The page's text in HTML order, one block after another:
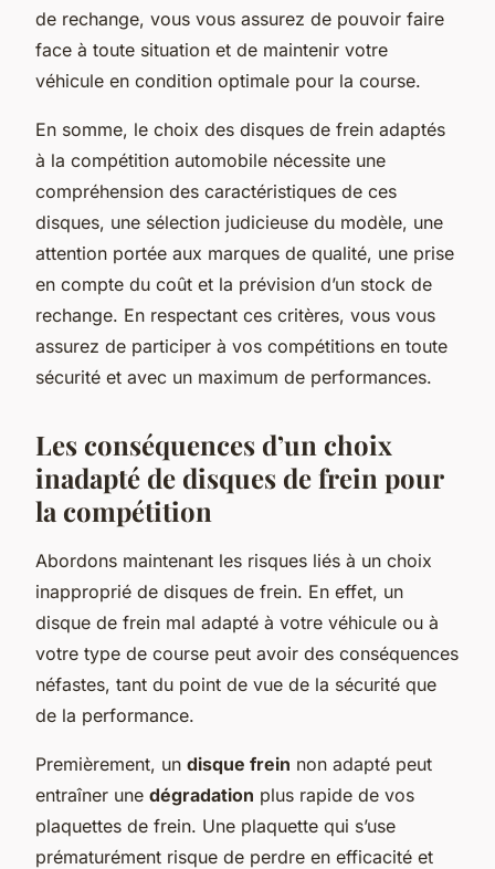
de rechange, vous vous assurez de pouvoir faire
face à toute situation et de maintenir votre
véhicule en condition optimale pour la course.
En somme, le choix des disques de frein adaptés
à la compétition automobile nécessite une
compréhension des caractéristiques de ces
disques, une sélection judicieuse du modèle, une
attention portée aux marques de qualité, une prise
en compte du coût et la prévision d’un stock de
rechange. En respectant ces critères, vous vous
assurez de participer à vos compétitions en toute
sécurité et avec un maximum de performances.
Les conséquences d’un choix
inadapté de disques de frein pour
la compétition
Abordons maintenant les risques liés à un choix
inapproprié de disques de frein. En effet, un
disque de frein mal adapté à votre véhicule ou à
votre type de course peut avoir des conséquences
néfastes, tant du point de vue de la sécurité que
de la performance.
Premièrement, un disque frein non adapté peut
entraîner une dégradation plus rapide de vos
plaquettes de frein. Une plaquette qui s’use
prématurément risque de perdre en efficacité et